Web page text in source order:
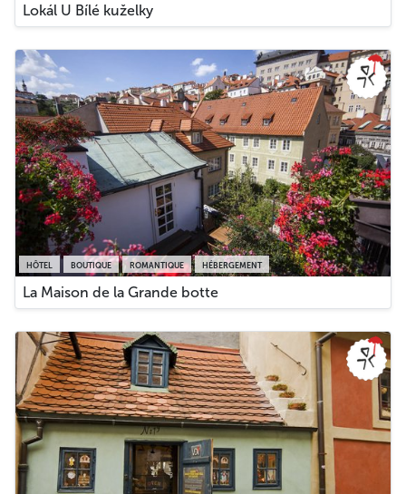
Lokál U Bílé kuželky
HÔTEL BOUTIQUE ROMANTIQUE HÉBERGEMENT
La Maison de la Grande botte